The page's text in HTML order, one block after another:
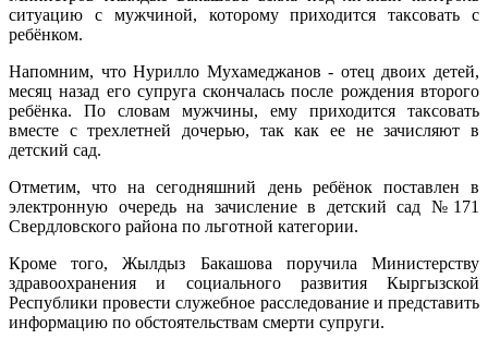
ситуацию с мужчиной, которому приходится таксовать с
ребёнком.
Напомним, что Нурилло Мухамеджанов - отец двоих детей,
месяц назад его супруга скончалась после рождения второго
ребёнка. По словам мужчины, ему приходится таксовать
вместе с трехлетней дочерью, так как ее не зачисляют в
детский сад.
Отметим, что на сегодняшний день ребёнок поставлен в
электронную очередь на зачисление в детский сад №171
Свердловского района по льготной категории.
Кроме того, Жылдыз Бакашова поручила Министерству
здравоохранения и социального развития Кыргызской
Республики провести служебное расследование и представить
информацию по обстоятельствам смерти супруги.